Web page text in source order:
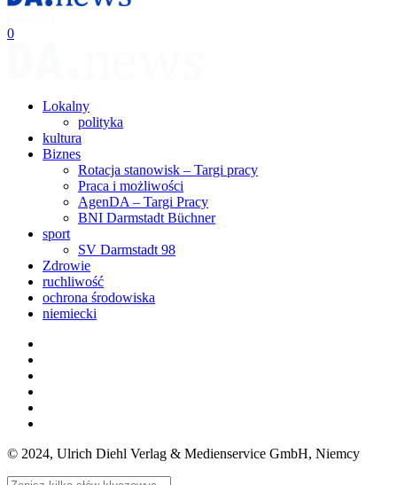
0
Lokalny
polityka
kultura
Biznes
Rotacja stanowisk – Targi pracy
Praca i możliwości
AgenDA – Targi Pracy
BNI Darmstadt Büchner
sport
SV Darmstadt 98
Zdrowie
ruchliwość
ochrona środowiska
niemiecki
© 2024, Ulrich Diehl Verlag & Medienservice GmbH, Niemcy